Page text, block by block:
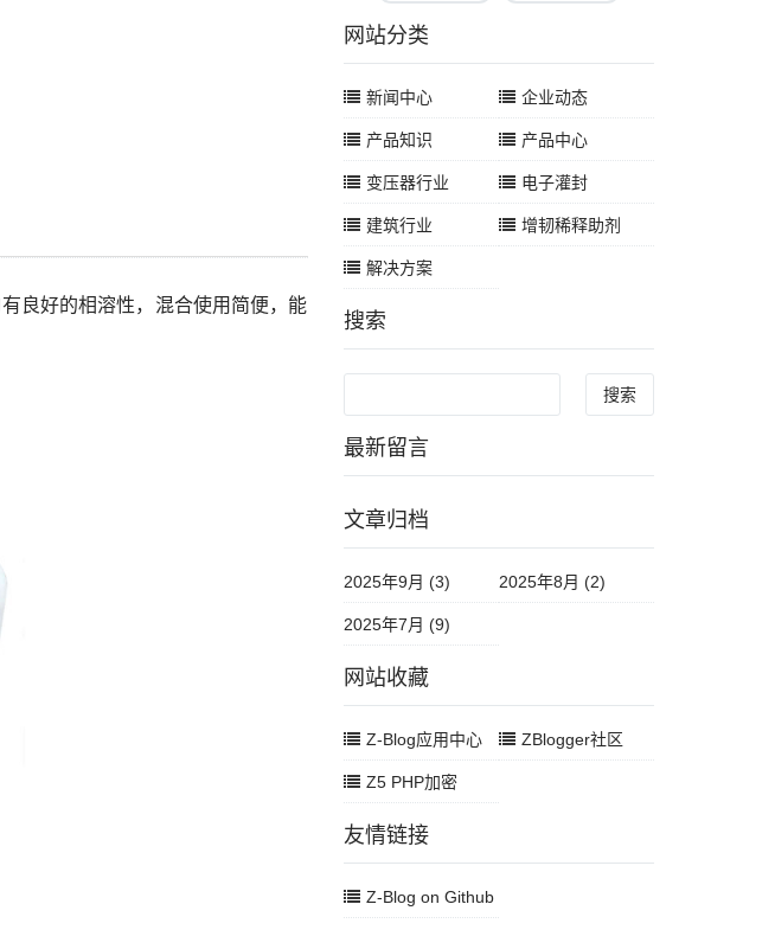
良好的相溶性，混合使用简便，能
网站分类
新闻中心 企业动态
产品知识 产品中心
变压器行业 电子灌封
建筑行业 增韧稀释助剂
解决方案
搜索
最新留言
文章归档
2025年9月 (3) 2025年8月 (2)
2025年7月 (9)
网站收藏
Z-Blog应用中心 ZBlogger社区
Z5 PHP加密
友情链接
Z-Blog on Github